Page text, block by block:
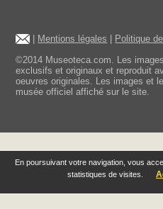
En poursuivant votre navigation, vous
statistiques de visites.
Mentions légales
Politique
©2014 Museoteca.com. Les
exclusifs et originaux et reproduit
oeuvres originales. Les images et
musée officiel affiché sur le site.